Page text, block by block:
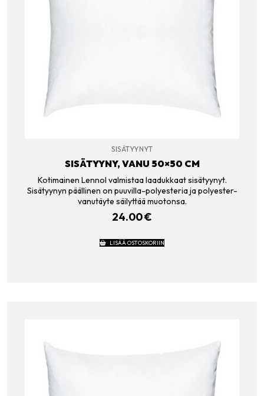
SISÄTYYNYT
SISÄTYYNY, VANU 50×50 CM
Kotimainen Lennol valmistaa laadukkaat sisätyynyt.
Sisätyynyn päällinen on puuvilla-polyesteria ja polyester-
vanutäyte säilyttää muotonsa.
24.00€
LISÄÄ OSTOSKORIIN